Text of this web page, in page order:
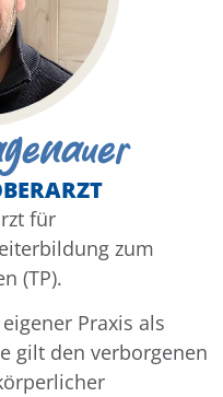
für
zum
(TP).
Praxis als
gilt den verborgenen